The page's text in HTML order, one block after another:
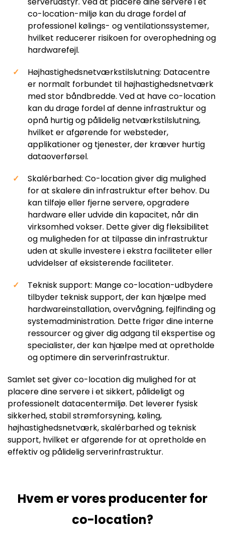
co-location-miljø kan du drage fordel af
professionel kølings- og ventilationssystemer,
hvilket reducerer risikoen for overophedning og
hardwarefejl.
Højhastighedsnetværkstilslutning: Datacentre
er normalt forbundet til højhastighedsnetværk
med stor båndbredde. Ved at have co-location
kan du drage fordel af denne infrastruktur og
opnå hurtig og pålidelig netværkstilslutning,
hvilket er afgørende for websteder,
applikationer og tjenester, der kræver hurtig
dataoverførsel.
Skalérbarhed: Co-location giver dig mulighed
for at skalere din infrastruktur efter behov. Du
kan tilføje eller fjerne servere, opgradere
hardware eller udvide din kapacitet, når din
virksomhed vokser. Dette giver dig fleksibilitet
og muligheden for at tilpasse din infrastruktur
uden at skulle investere i ekstra faciliteter eller
udvidelser af eksisterende faciliteter.
Teknisk support: Mange co-location-udbydere
tilbyder teknisk support, der kan hjælpe med
hardwareinstallation, overvågning, fejlfinding og
systemadministration. Dette frigør dine interne
ressourcer og giver dig adgang til ekspertise og
specialister, der kan hjælpe med at opretholde
og optimere din serverinfrastruktur.
Samlet set giver co-location dig mulighed for at
placere dine servere i et sikkert, pålideligt og
professionelt datacentermiljø. Det leverer fysisk
sikkerhed, stabil strømforsyning, køling,
højhastighedsnetværk, skalérbarhed og teknisk
support, hvilket er afgørende for at opretholde en
effektiv og pålidelig serverinfrastruktur.
Hvem er vores producenter for
co-location?